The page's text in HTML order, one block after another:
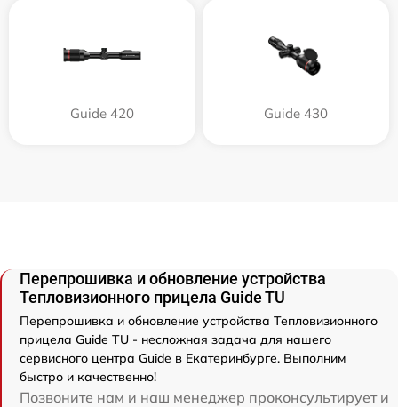
Guide 420 Guide 430
Перепрошивка и обновление устройства
Тепловизионного прицела Guide TU
Перепрошивка и обновление устройства Тепловизионного
прицела Guide TU - несложная задача для нашего
сервисного центра Guide в Екатеринбурге. Выполним
быстро и качественно!
Позвоните нам и наш менеджер проконсультирует и